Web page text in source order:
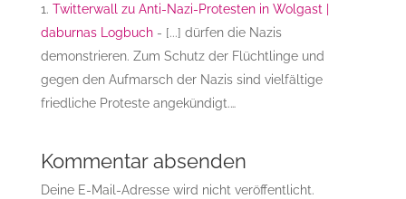
Twitterwall zu Anti-Nazi-Protesten in Wolgast |
daburnas Logbuch- [...] dürfen die Nazis
demonstrieren. Zum Schutz der Flüchtlinge und
gegen den Aufmarsch der Nazis sind vielfältige
friedliche Proteste angekündigt.…
Kommentar absenden
Deine E-Mail-Adresse wird nicht veröffentlicht.